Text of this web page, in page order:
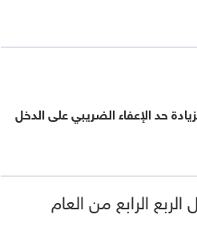
حد الإعفاء الضريبي على الدخل
الحقيقي بشكل طفيف ليسجل 3.9 بالمئة خلال الربع الرابع من العام